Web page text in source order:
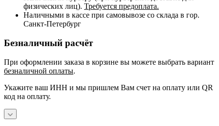
физических лиц). Требуется предоплата.
Наличными в кассе при самовывозе со склада в гор.
Санкт-Петербург
Безналичный расчёт
При оформлении заказа в корзине вы можете выбрать вариант
безналичной оплаты.
Укажите ваш ИНН и мы пришлем Вам счет на оплату или QR
код на оплату.